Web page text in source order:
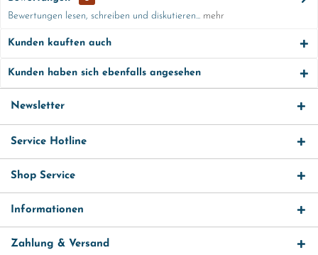
Bewertungen lesen, schreiben und diskutieren... mehr
Kunden kauften auch
Kunden haben sich ebenfalls angesehen
Newsletter
Service Hotline
Shop Service
Informationen
Zahlung & Versand